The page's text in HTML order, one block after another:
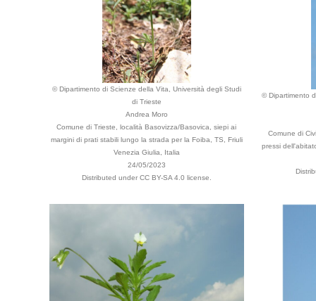
© Dipartimento di Scienze della Vita, Università degli Studi
di Trieste
Andrea Moro
Comune di Trieste, località Basovizza/Basovica, siepi ai
margini di prati stabili lungo la strada per la Foiba, TS, Friuli
Venezia Giulia, Italia
24/05/2023
Distributed under CC BY-SA 4.0 license.
© Dipartimento
Comune di
pressi